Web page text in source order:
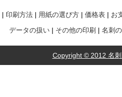
| 印刷方法 | 用紙の選び方 | 価格表 | お
データの扱い | その他の印刷 | 名刺
Copyright © 2012 名